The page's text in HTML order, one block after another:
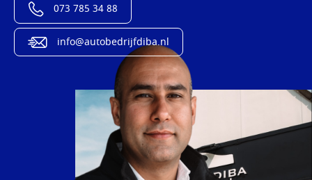
073 785 34 88
info@autobedrijfdiba.nl